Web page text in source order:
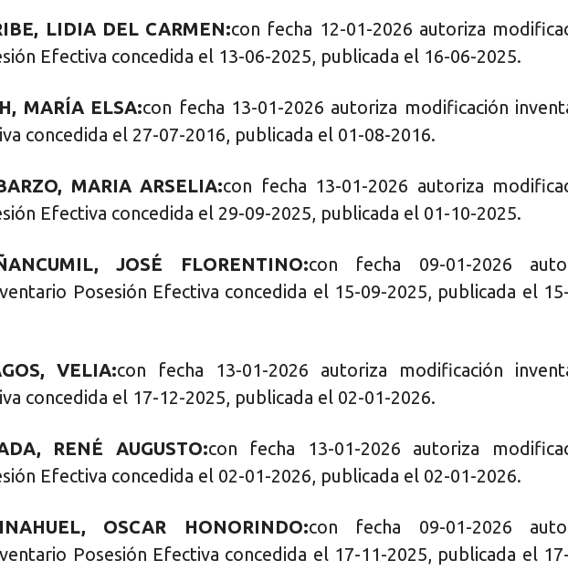
LIDIA DEL CARMEN:con fecha 12-01-2026 autoriza
Efectiva concedida el 13-06-2025, publicada el 16-06-2025.
MARÍA ELSA:con fecha 13-01-2026 autoriza modificación
concedida el 27-07-2016, publicada el 01-08-2016.
MARIA ARSELIA:con fecha 13-01-2026 autoriza
Efectiva concedida el 29-09-2025, publicada el 01-10-2025.
JOSÉ FLORENTINO:con fecha 09-01-2026
Posesión Efectiva concedida el 15-09-2025, publicada el
VELIA:con fecha 13-01-2026 autoriza modificación
concedida el 17-12-2025, publicada el 02-01-2026.
RENÉ AUGUSTO:con fecha 13-01-2026 autoriza
Efectiva concedida el 02-01-2026, publicada el 02-01-2026.
OSCAR HONORINDO:con fecha 09-01-2026
Posesión Efectiva concedida el 17-11-2025, publicada el